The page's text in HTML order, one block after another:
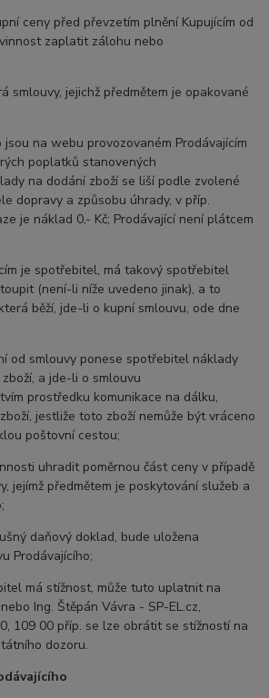
ceny před převzetím plnění Kupujícím od
zaplatit zálohu nebo
smlouvy, jejichž předmětem je opakované
jsou na webu provozovaném Prodávajícím
poplatků stanovených
na dodání zboží se liší podle zvolené
dopravy a způsobu úhrady, v příp.
je náklad 0,- Kč; Prodávající není plátcem
je spotřebitel, má takový spotřebitel
(není-li níže uvedeno jinak), a to
běží, jde-li o kupní smlouvu, ode dne
od smlouvy ponese spotřebitel náklady
a jde-li o smlouvu
prostředku komunikace na dálku,
jestliže toto zboží nemůže být vráceno
poštovní cestou;
uhradit poměrnou část ceny v případě
jejímž předmětem je poskytování služeb a
daňový doklad, bude uložena
Prodávajícího;
má stížnost, může tuto uplatnit na
Ing. Štěpán Vávra - SP-EL.cz,
109 00 příp. se lze obrátit se stížností na
dozoru.